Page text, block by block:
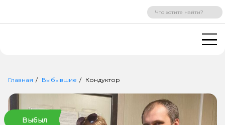
ВХОД РЕГИСТРАЦИЯ
Главная Выбывшие Кондуктор
Выбыл